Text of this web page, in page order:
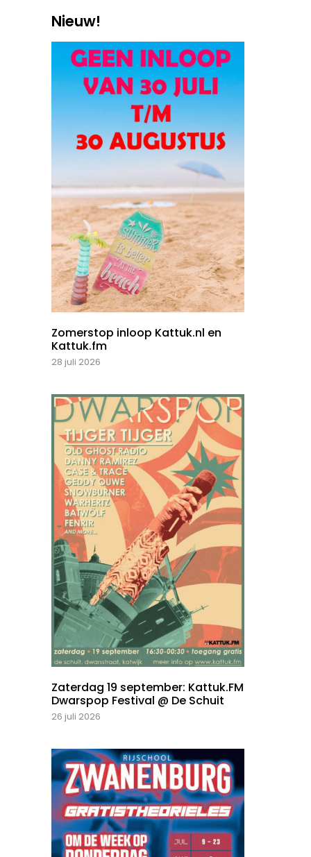
Nieuw!
Zomerstop inloop Kattuk.nl en
Kattuk.fm
28 juli 2026
Zaterdag 19 september: Kattuk.FM
Dwarspop Festival @ De Schuit
26 juli 2026